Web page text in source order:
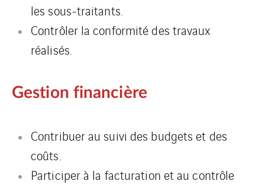
les sous-traitants.
Contrôler la conformité des travaux
réalisés.
Gestion financière
Contribuer au suivi des budgets et des
coûts.
Participer à la facturation et au contrôle